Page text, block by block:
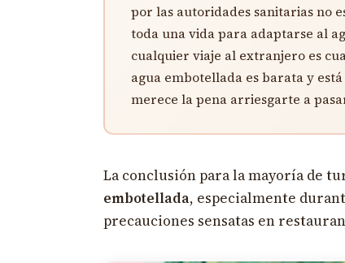
por las autoridades sanitarias no
toda una vida para adaptarse al
cualquier viaje al extranjero es
agua embotellada es barata y
merece la pena arriesgarte a
La conclusión para la mayoría de
embotellada, especialmente
precauciones sensatas en